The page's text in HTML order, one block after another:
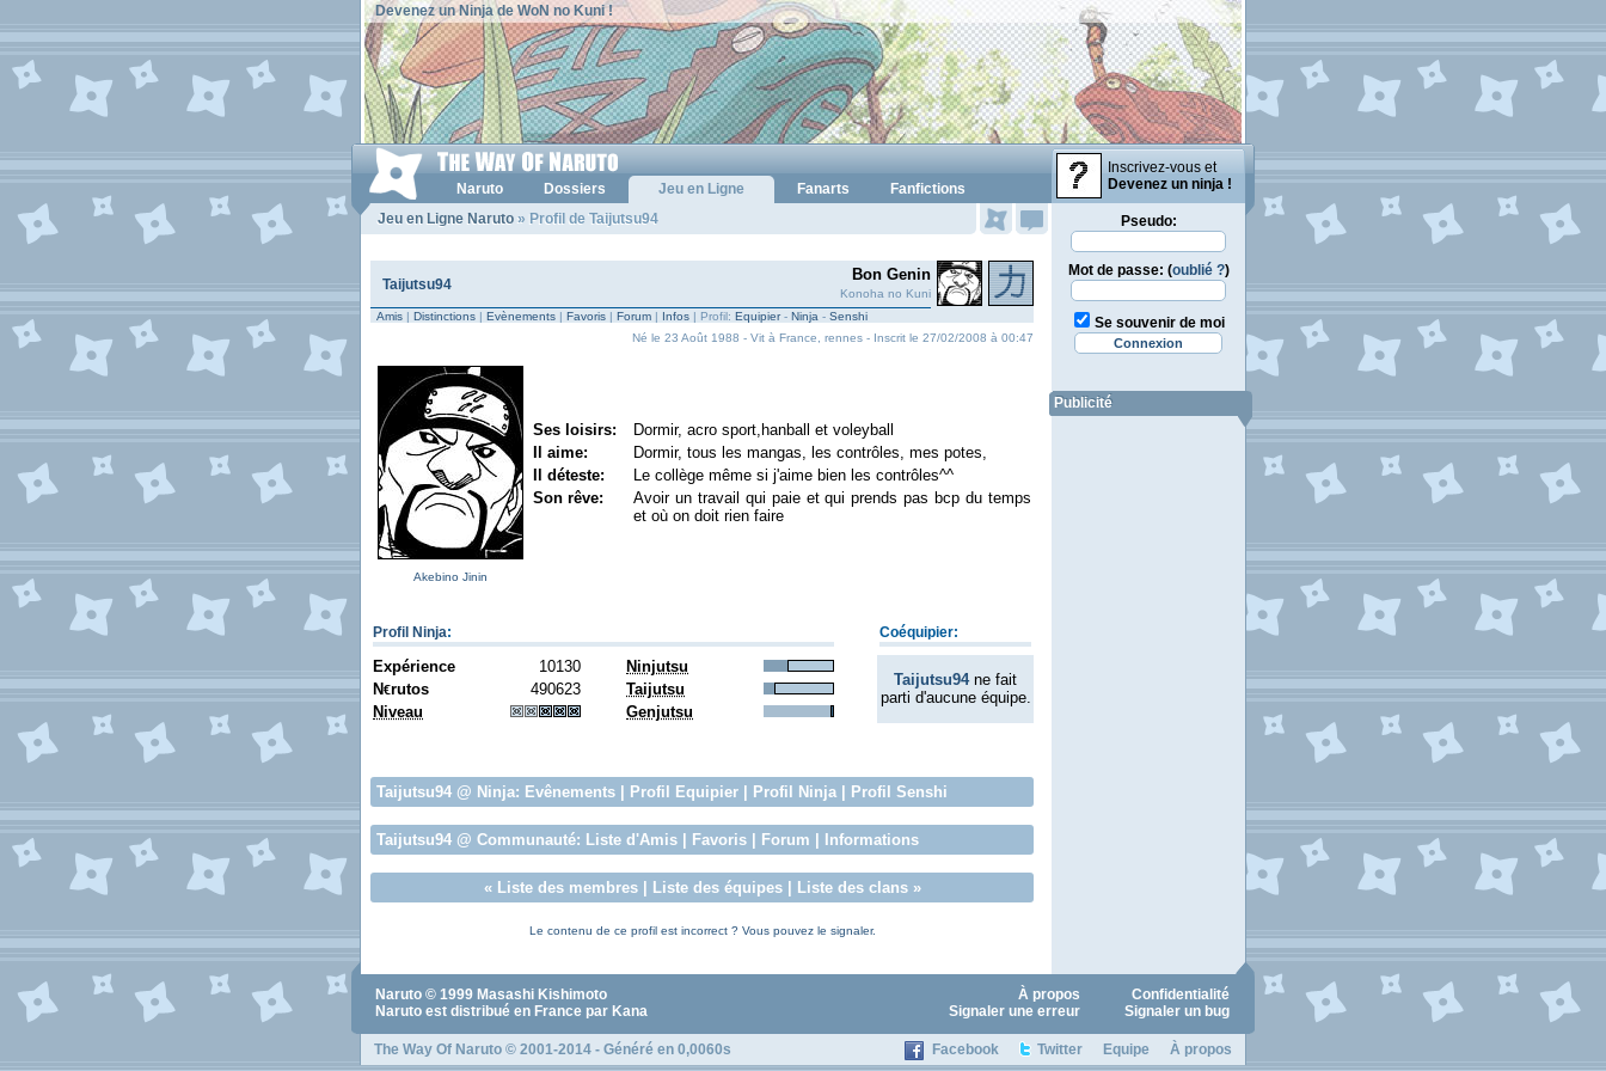
Devenez un Ninja de WoN no Kuni !
Inscrivez-vous et
Devenez un ninja !
Naruto Dossiers Jeu en Ligne Fanarts
Fanfictions
Jeu en Ligne Naruto » Profil de Taijutsu94
Taijutsu94
Bon Genin
Konoha no Kuni
Amis | Distinctions | Evènements | Favoris | Forum | Infos | Profil: Equipier- Ninja - Senshi
Né le 23 Août 1988 - Vit à France, rennes - Inscrit le 27/02/2008 à 00:47
Akebino Jinin
Ses loisirs:
Dormir, acro sport,hanball et voleyball
Il aime:
Dormir, tous les mangas, les contrôles, mes potes,
Il déteste:
Le collège même si j'aime bien les contrôles^^
Son rêve:
Avoir un travail qui paie et qui prends pas bcp du temps
et où on doit rien faire
Profil Ninja: Coéquipier:
Expérience 10130 Ninjutsu
Taijutsu94ne fait
parti d'aucune équipe.
N€rutos 490623
Taijutsu
Niveau
Genjutsu
Taijutsu94 @ Ninja: Evênements Profil Equipier Profil Ninja| Profil Senshi
Taijutsu94 @ Communauté: Liste d'Amis Favoris Forum Informations
« Liste des membres| Liste des équipes| Liste des clans»
Le contenu de ce profil est incorrect ? Vous pouvez le signaler.
Pseudo:
Mot de passe: (oublié ?)
Se souvenir de moi
Publicité
Naruto © 1999 Masashi Kishimoto
Naruto est distribué en France par Kana
Confidentialité
À propos
Signaler un bug
Signaler une erreur
Facebook Twitter Equipe À propos
The Way Of Naruto © 2001-2014 - Généré en 0,0060s